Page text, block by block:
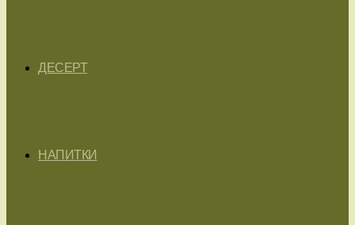
ДЕСЕРТ
НАПИТКИ